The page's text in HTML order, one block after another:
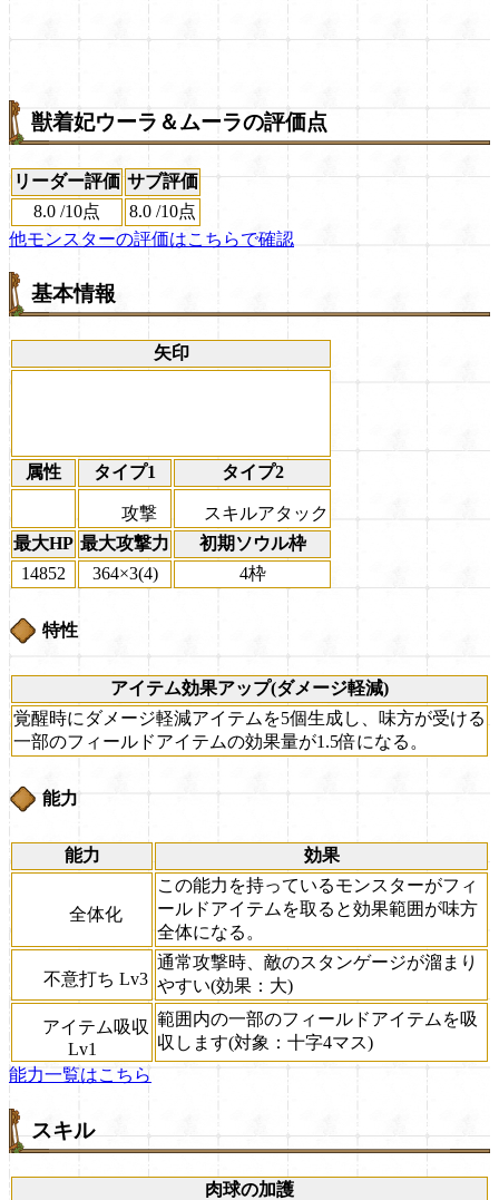
獣着妃ウーラ＆ムーラの評価点
リーダー評価 サブ評価
8.0 /10点 8.0 /10点
他モンスターの評価はこちらで確認
基本情報
矢印
属性 タイプ1 タイプ2
攻撃
スキルアタック
最大HP 最大攻撃力
初期ソウル枠
14852
364×3(4) 4枠
特性
アイテム効果アップ(ダメージ軽減)
覚醒時にダメージ軽減アイテムを5個生成し、味方が受ける
一部のフィールドアイテムの効果量が1.5倍になる。
能力
能力 効果
全体化
この能力を持っているモンスターがフィ
ールドアイテムを取ると効果範囲が味方
全体になる。
不意打ち Lv3
通常攻撃時、敵のスタンゲージが溜まり
やすい(効果：大)
アイテム吸収
Lv1
範囲内の一部のフィールドアイテムを吸
収します(対象：十字4マス)
能力一覧はこちら
スキル
肉球の加護